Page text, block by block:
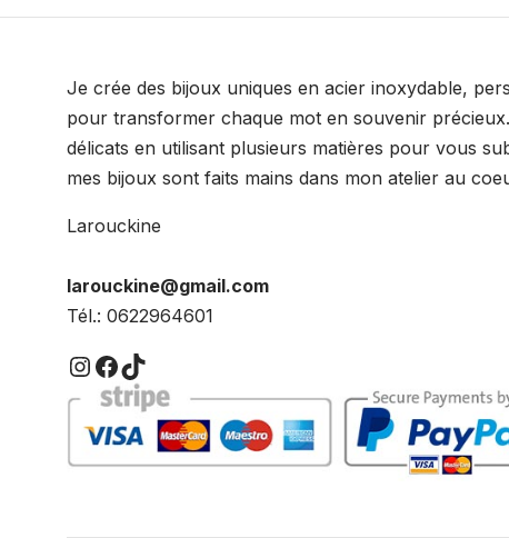
Je crée des bijoux uniques en acier inoxydable,
pour transformer chaque mot en souvenir précieux.
délicats en utilisant plusieurs matières pour vous
mes bijoux sont faits mains dans mon atelier au
Larouckine
larouckine@gmail.com
Tél.: 0622964601
Instagram
Facebook
TikTok